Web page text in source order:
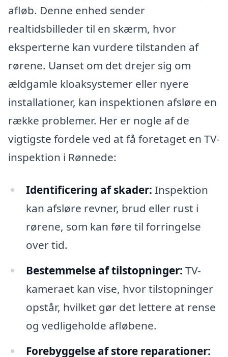
afløb. Denne enhed sender
realtidsbilleder til en skærm, hvor
eksperterne kan vurdere tilstanden af
rørene. Uanset om det drejer sig om
ældgamle kloaksystemer eller nyere
installationer, kan inspektionen afsløre en
række problemer. Her er nogle af de
vigtigste fordele ved at få foretaget en TV-
inspektion i Rønnede:
Identificering af skader: Inspektion
kan afsløre revner, brud eller rust i
rørene, som kan føre til forringelse
over tid.
Bestemmelse af tilstopninger: TV-
kameraet kan vise, hvor tilstopninger
opstår, hvilket gør det lettere at rense
og vedligeholde afløbene.
Forebyggelse af store reparationer: